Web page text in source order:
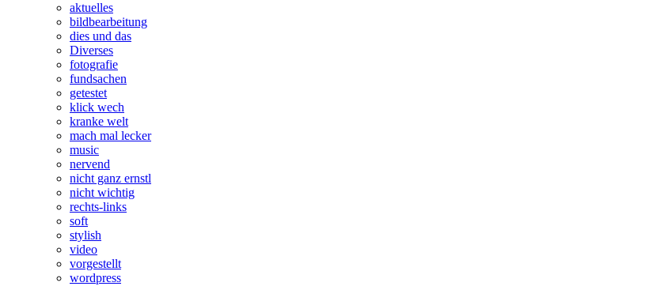
aktuelles
bildbearbeitung
dies und das
Diverses
fotografie
fundsachen
getestet
klick wech
kranke welt
mach mal lecker
music
nervend
nicht ganz ernstl
nicht wichtig
rechts-links
soft
stylish
video
vorgestellt
wordpress